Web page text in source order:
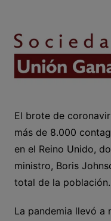
El brote de
más de 8.000
en el Reino Unido,
ministro, Boris
total de la población.
La pandemia llevó a